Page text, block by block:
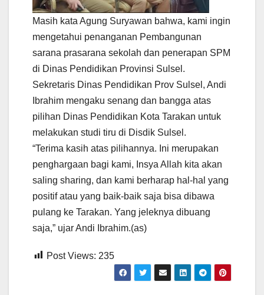
Masih kata Agung Suryawan bahwa, kami ingin
mengetahui penanganan Pembangunan
sarana prasarana sekolah dan penerapan SPM
di Dinas Pendidikan Provinsi Sulsel.
Sekretaris Dinas Pendidikan Prov Sulsel, Andi
Ibrahim mengaku senang dan bangga atas
pilihan Dinas Pendidikan Kota Tarakan untuk
melakukan studi tiru di Disdik Sulsel.
“Terima kasih atas pilihannya. Ini merupakan
penghargaan bagi kami, Insya Allah kita akan
saling sharing, dan kami berharap hal-hal yang
positif atau yang baik-baik saja bisa dibawa
pulang ke Tarakan. Yang jeleknya dibuang
saja,” ujar Andi Ibrahim.(as)
Post Views: 235